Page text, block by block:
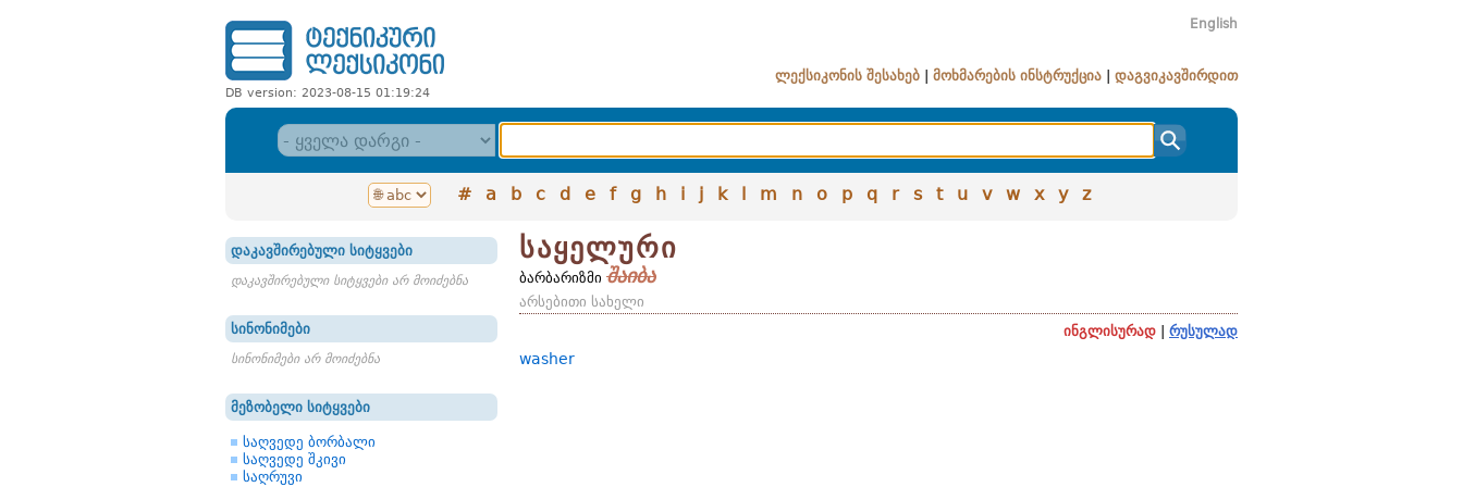
DB version: 2023-08-15 01:19:24
English
ლექსიკონის შესახებ მოხმარების ინსტრუქცია დაგვიკავშირდით
# a b c d e f g h i j k l m n o p q r s t u v w x y z
დაკავშირებული სიტყვები
დაკავშირებული სიტყვები არ მოიძებნა
სინონიმები
სინონიმები არ მოიძებნა
მეზობელი სიტყვები
საღვედე ბორბალი
საღვედე შკივი
საღრუვი
საყელური
ბარბარიზმი შაიბა
არსებითი სახელი
ინგლისურად
რუსულად
washer